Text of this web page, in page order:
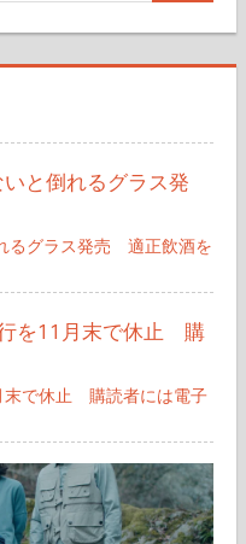
るグラス発売 適正飲酒を
で休止 購読者には電子